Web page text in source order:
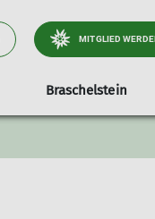
MITGLIED
Braschelstein
Preise
Jugendorgane